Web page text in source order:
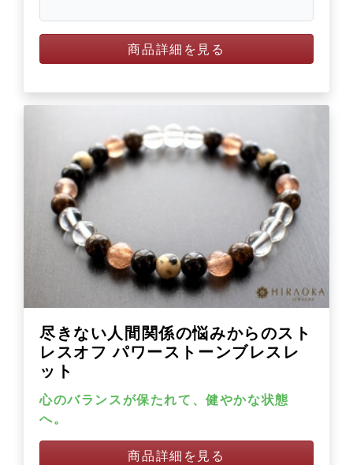
商品詳細を見る
尽きない人間関係の悩みからのスト
レスオフ パワーストーンブレスレ
ット
心のバランスが保たれて、健やかな状態
へ。
商品詳細を見る